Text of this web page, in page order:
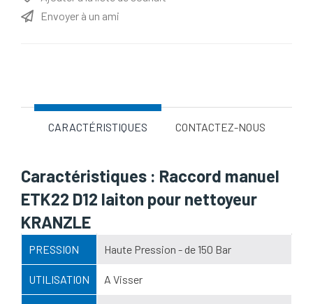
Envoyer à un ami
CARACTÉRISTIQUES CONTACTEZ-NOUS
Caractéristiques : Raccord manuel
ETK22 D12 laiton pour nettoyeur
KRANZLE
PRESSION Haute Pression - de 150 Bar
UTILISATION A Visser